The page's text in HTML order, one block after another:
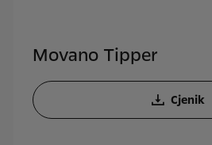
Movano Tipper
Cjenik